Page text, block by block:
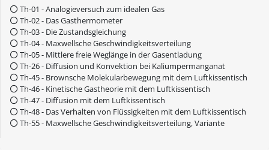
Th-01 - Analogieversuch zum idealen Gas
Th-02 - Das Gasthermometer
Th-03 - Die Zustandsgleichung
Th-04 - Maxwellsche Geschwindigkeitsverteilung
Th-05 - Mittlere freie Weglänge in der Gasentladung
Th-26 - Diffusion und Konvektion bei Kaliumpermanganat
Th-45 - Brownsche Molekularbewegung mit dem Luftkissentisch
Th-46 - Kinetische Gastheorie mit dem Luftkissentisch
Th-47 - Diffusion mit dem Luftkissentisch
Th-48 - Das Verhalten von Flüssigkeiten mit dem Luftkissentisch
Th-55 - Maxwellsche Geschwindigkeitsverteilung, Variante